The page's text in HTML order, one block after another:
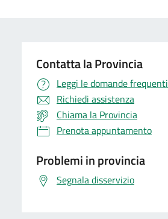
Contatta la Provincia
Leggi le domande frequenti
Richiedi assistenza
Chiama la Provincia
Prenota appuntamento
Problemi in provincia
Segnala disservizio